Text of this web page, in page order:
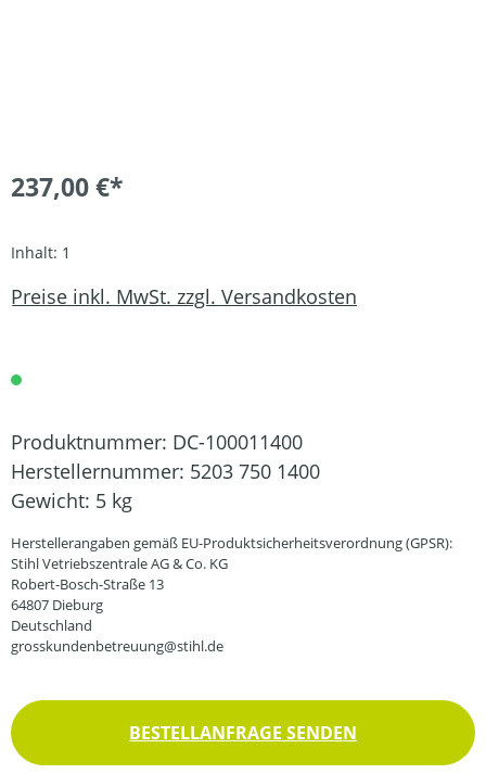
237,00 €*
Inhalt: 1
Preise inkl. MwSt. zzgl. Versandkosten
Produktnummer: DC-100011400
Herstellernummer: 5203 750 1400
Gewicht: 5 kg
Herstellerangaben gemäß EU-Produktsicherheitsverordnung (GPSR):
Stihl Vetriebszentrale AG & Co. KG
Robert-Bosch-Straße 13
64807 Dieburg
Deutschland
grosskundenbetreuung@stihl.de
BESTELLANFRAGE SENDEN